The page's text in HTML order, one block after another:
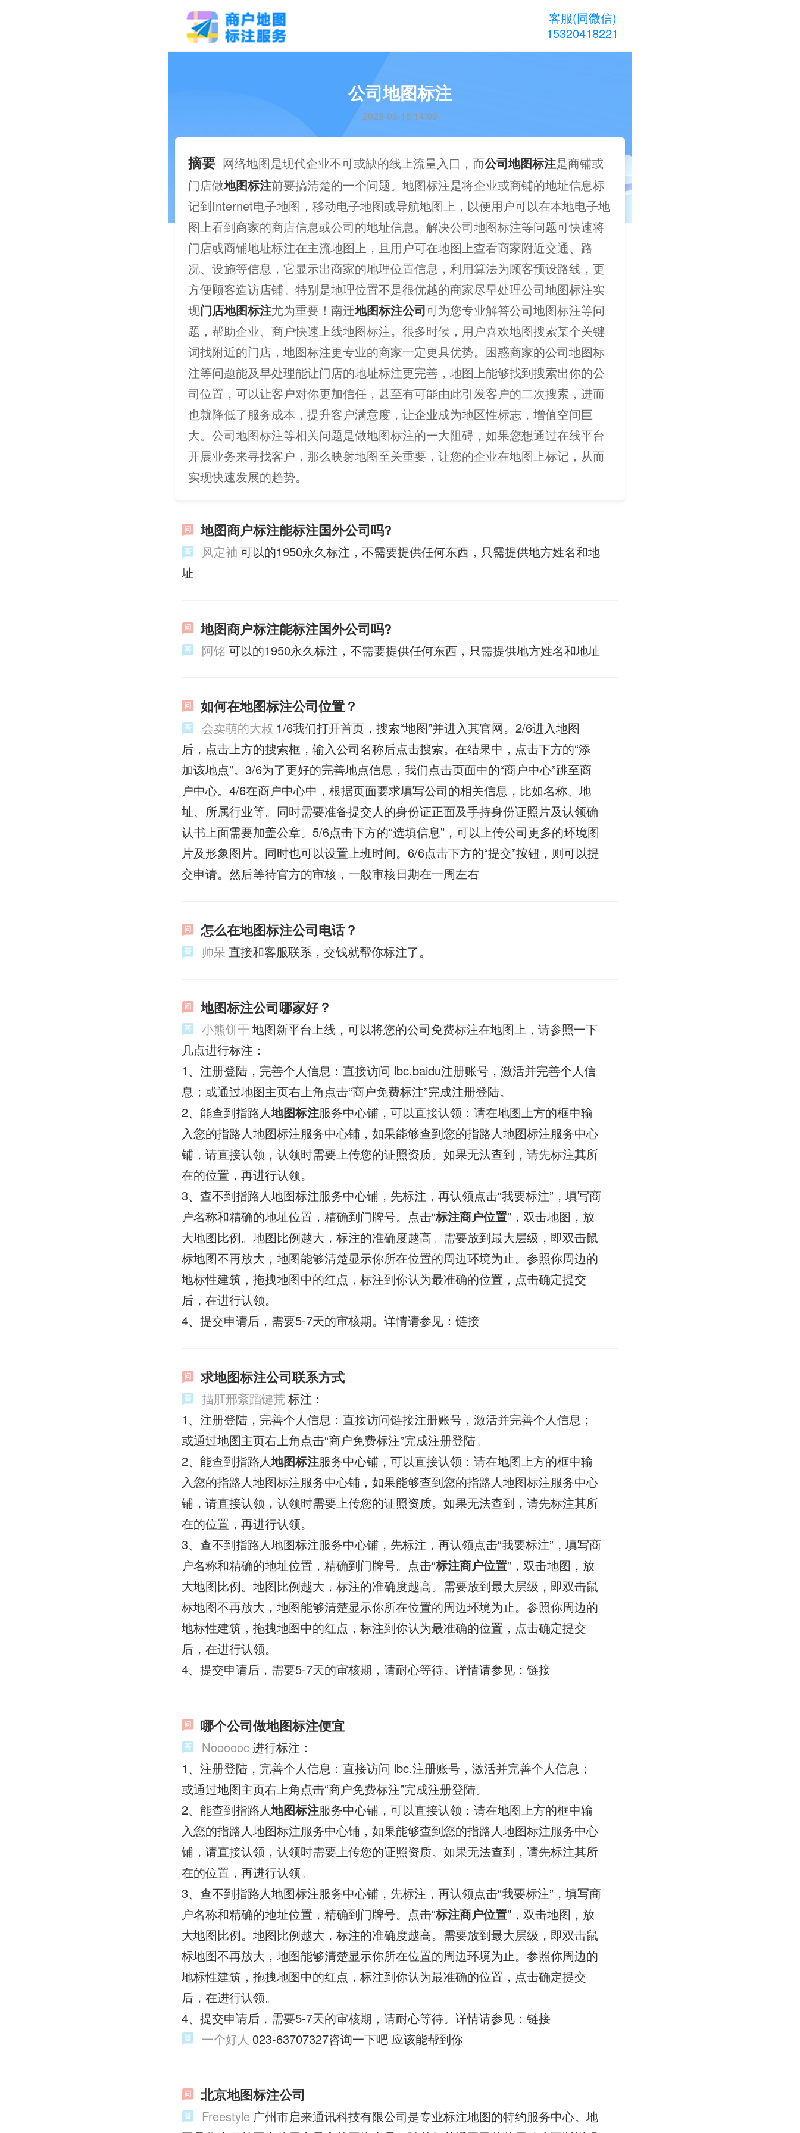
客服(同微信)
15320418221
公司地图标注
2023-03-16 14:09
摘要 网络地图是现代企业不可或缺的线上流量入口，而公司地图标注是商铺或
门店做地图标注前要搞清楚的一个问题。地图标注是将企业或商铺的地址信息标
记到Internet电子地图，移动电子地图或导航地图上，以便用户可以在本地电子地
图上看到商家的商店信息或公司的地址信息。解决公司地图标注等问题可快速将
门店或商铺地址标注在主流地图上，且用户可在地图上查看商家附近交通、路
况、设施等信息，它显示出商家的地理位置信息，利用算法为顾客预设路线，更
方便顾客造访店铺。特别是地理位置不是很优越的商家尽早处理公司地图标注实
现门店地图标注尤为重要！南迁地图标注公司可为您专业解答公司地图标注等问
题，帮助企业、商户快速上线地图标注。很多时候，用户喜欢地图搜索某个关键
词找附近的门店，地图标注更专业的商家一定更具优势。困惑商家的公司地图标
注等问题能及早处理能让门店的地址标注更完善，地图上能够找到搜索出你的公
司位置，可以让客户对你更加信任，甚至有可能由此引发客户的二次搜索，进而
也就降低了服务成本，提升客户满意度，让企业成为地区性标志，增值空间巨
大。公司地图标注等相关问题是做地图标注的一大阻碍，如果您想通过在线平台
开展业务来寻找客户，那么映射地图至关重要，让您的企业在地图上标记，从而
实现快速发展的趋势。
地图商户标注能标注国外公司吗?
风定袖 可以的1950永久标注，不需要提供任何东西，只需提供地方姓名和地
址
地图商户标注能标注国外公司吗?
阿铭 可以的1950永久标注，不需要提供任何东西，只需提供地方姓名和地址
如何在地图标注公司位置？
会卖萌的大叔 1/6我们打开首页，搜索“地图”并进入其官网。2/6进入地图
后，点击上方的搜索框，输入公司名称后点击搜索。在结果中，点击下方的“添
加该地点”。3/6为了更好的完善地点信息，我们点击页面中的“商户中心”跳至商
户中心。4/6在商户中心中，根据页面要求填写公司的相关信息，比如名称、地
址、所属行业等。同时需要准备提交人的身份证正面及手持身份证照片及认领确
认书上面需要加盖公章。5/6点击下方的“选填信息”，可以上传公司更多的环境图
片及形象图片。同时也可以设置上班时间。6/6点击下方的“提交”按钮，则可以提
交申请。然后等待官方的审核，一般审核日期在一周左右
怎么在地图标注公司电话？
帅呆 直接和客服联系，交钱就帮你标注了。
地图标注公司哪家好？
小熊饼干 地图新平台上线，可以将您的公司免费标注在地图上，请参照一下
几点进行标注：
1、注册登陆，完善个人信息：直接访问 lbc.baidu注册账号，激活并完善个人信
息；或通过地图主页右上角点击“商户免费标注”完成注册登陆。
2、能查到指路人地图标注服务中心铺，可以直接认领：请在地图上方的框中输
入您的指路人地图标注服务中心铺，如果能够查到您的指路人地图标注服务中心
铺，请直接认领，认领时需要上传您的证照资质。如果无法查到，请先标注其所
在的位置，再进行认领。
3、查不到指路人地图标注服务中心铺，先标注，再认领点击“我要标注”，填写商
户名称和精确的地址位置，精确到门牌号。点击“标注商户位置”，双击地图，放
大地图比例。地图比例越大，标注的准确度越高。需要放到最大层级，即双击鼠
标地图不再放大，地图能够清楚显示你所在位置的周边环境为止。参照你周边的
地标性建筑，拖拽地图中的红点，标注到你认为最准确的位置，点击确定提交
后，在进行认领。
4、提交申请后，需要5-7天的审核期。详情请参见：链接
求地图标注公司联系方式
描肛邢紊蹈键荒 标注：
1、注册登陆，完善个人信息：直接访问链接注册账号，激活并完善个人信息；
或通过地图主页右上角点击“商户免费标注”完成注册登陆。
2、能查到指路人地图标注服务中心铺，可以直接认领：请在地图上方的框中输
入您的指路人地图标注服务中心铺，如果能够查到您的指路人地图标注服务中心
铺，请直接认领，认领时需要上传您的证照资质。如果无法查到，请先标注其所
在的位置，再进行认领。
3、查不到指路人地图标注服务中心铺，先标注，再认领点击“我要标注”，填写商
户名称和精确的地址位置，精确到门牌号。点击“标注商户位置”，双击地图，放
大地图比例。地图比例越大，标注的准确度越高。需要放到最大层级，即双击鼠
标地图不再放大，地图能够清楚显示你所在位置的周边环境为止。参照你周边的
地标性建筑，拖拽地图中的红点，标注到你认为最准确的位置，点击确定提交
后，在进行认领。
4、提交申请后，需要5-7天的审核期，请耐心等待。详情请参见：链接
哪个公司做地图标注便宜
Noooooc进行标注：
1、注册登陆，完善个人信息：直接访问 lbc.注册账号，激活并完善个人信息；
或通过地图主页右上角点击“商户免费标注”完成注册登陆。
2、能查到指路人地图标注服务中心铺，可以直接认领：请在地图上方的框中输
入您的指路人地图标注服务中心铺，如果能够查到您的指路人地图标注服务中心
铺，请直接认领，认领时需要上传您的证照资质。如果无法查到，请先标注其所
在的位置，再进行认领。
3、查不到指路人地图标注服务中心铺，先标注，再认领点击“我要标注”，填写商
户名称和精确的地址位置，精确到门牌号。点击“标注商户位置”，双击地图，放
大地图比例。地图比例越大，标注的准确度越高。需要放到最大层级，即双击鼠
标地图不再放大，地图能够清楚显示你所在位置的周边环境为止。参照你周边的
地标性建筑，拖拽地图中的红点，标注到你认为最准确的位置，点击确定提交
后，在进行认领。
4、提交申请后，需要5-7天的审核期，请耐心等待。详情请参见：链接
一个好人 023-63707327咨询一下吧 应该能帮到你
北京地图标注公司
Freestyle 广州市启来通讯科技有限公司是专业标注地图的特约服务中心。地